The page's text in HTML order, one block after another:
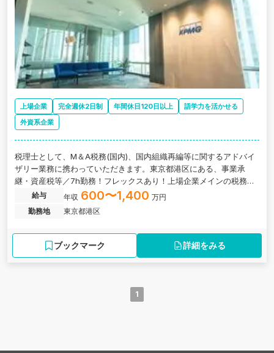
上場企業 完全週休2日制 年間休日120日以上
語学力を活かせる
外資系企業
税理士として、M＆A税務(国内)、国内組織再編等に関するアドバイ
ザリー業務に携わっていただきます。東京都港区にある、事業承
継・資産税等／7h勤務！フレックスあり！上場企業メインの税務サ
ービス/世界148カ国に展開する税理士法人の求人です。
給与 年収 600〜1,400 万円
勤務地
東京都港区
ブックマーク 詳細をみる
1